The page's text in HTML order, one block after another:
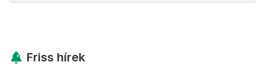
Friss hírek